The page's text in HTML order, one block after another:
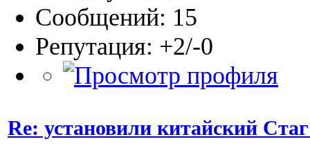
Сообщений: 15
Репутация: +2/-0
Re: установили китайский